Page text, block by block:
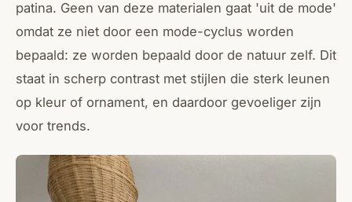
patina. Geen van deze materialen gaat 'uit de mode'
omdat ze niet door een mode-cyclus worden
bepaald: ze worden bepaald door de natuur zelf. Dit
staat in scherp contrast met stijlen die sterk leunen
op kleur of ornament, en daardoor gevoeliger zijn
voor trends.